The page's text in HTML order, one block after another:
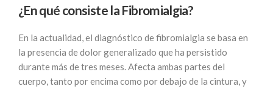
¿En qué consiste la Fibromialgia?
En la actualidad, el diagnóstico de fibromialgia se basa en
la presencia de dolor generalizado que ha persistido
durante más de tres meses. Afecta ambas partes del
cuerpo, tanto por encima como por debajo de la cintura, y